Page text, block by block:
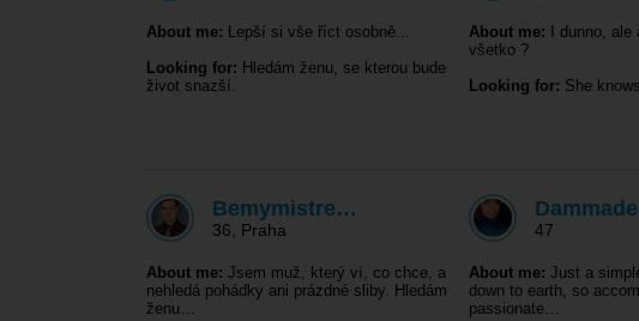
About me: Lepší si vše říct osobně...
Looking for: Hledám ženu, se kterou bude
život snazší.
About me: I dunno,
všetko ?
Looking for: She
Bemymistre…
36 Praha
About me: Jsem muž, který ví, co chce, a
nehledá pohádky ani prázdné sliby. Hledám
ženu…
47
About me: Just a
down to earth, so
passionate…